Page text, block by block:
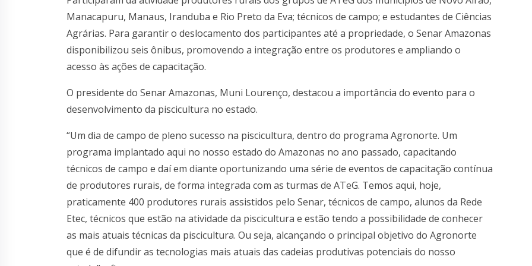
Manacapuru, Manaus, Iranduba e Rio Preto da Eva; técnicos de campo; e estudantes de Ciências
Agrárias. Para garantir o deslocamento dos participantes até a propriedade, o Senar Amazonas
disponibilizou seis ônibus, promovendo a integração entre os produtores e ampliando o
acesso às ações de capacitação.
O presidente do Senar Amazonas, Muni Lourenço, destacou a importância do evento para o
desenvolvimento da piscicultura no estado.
“Um dia de campo de pleno sucesso na piscicultura, dentro do programa Agronorte. Um
programa implantado aqui no nosso estado do Amazonas no ano passado, capacitando
técnicos de campo e daí em diante oportunizando uma série de eventos de capacitação contínua
de produtores rurais, de forma integrada com as turmas de ATeG. Temos aqui, hoje,
praticamente 400 produtores rurais assistidos pelo Senar, técnicos de campo, alunos da Rede
Etec, técnicos que estão na atividade da piscicultura e estão tendo a possibilidade de conhecer
as mais atuais técnicas da piscicultura. Ou seja, alcançando o principal objetivo do Agronorte
que é de difundir as tecnologias mais atuais das cadeias produtivas potenciais do nosso